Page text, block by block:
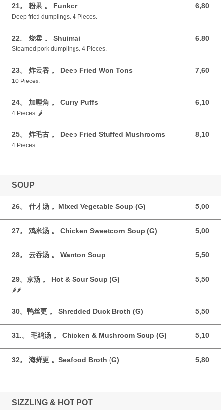
21。 粉果 。 Funkor 6,80
6,80 GBP
Deep fried dumplings. 4 Pieces.
22。 烧卖 。 Shuimai 6,80
6,80 GBP
Steamed pork dumplings. 4 Pieces.
23。 炸云吞 。 Deep Fried Won Tons 7,60
7,60 GBP
10 Pieces.
24。 加哩角 。 Curry Puffs 6,10
6,10 GBP
4 Pieces. 🌶️
25。 炸毛古 。 Deep Fried Stuffed Mushrooms 8,10
8,10 GBP
4 Pieces.
SOUP
26。 什才汤 。Mixed Vegetable Soup (G) 5,00
5,00 GBP
27。 鸡米汤 。 Chicken Sweetcorn Soup (G) 5,00
5,00 GBP
28。 云吞汤 。 Wanton Soup 5,50
5,50 GBP
29。京汤 。 Hot & Sour Soup (G) 5,50
5,50 GBP
🌶️🌶️
30。鸭丝更 。 Shredded Duck Broth (G) 5,50
5,50 GBP
31.。 毛鸡汤 。 Chicken & Mushroom Soup (G) 5,10
5,10 GBP
32。 海鲜更 。Seafood Broth (G) 5,80
5,80 GBP
SIZZLING & HOT POT